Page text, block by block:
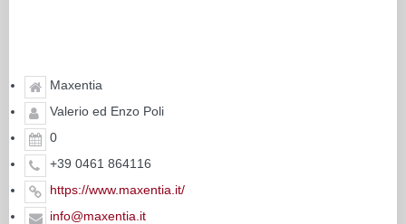
Maxentia
Valerio ed Enzo Poli
0
+39 0461 864116
https://www.maxentia.it/
info@maxentia.it